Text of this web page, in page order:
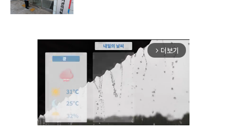
arrow_forward_ios 더보기